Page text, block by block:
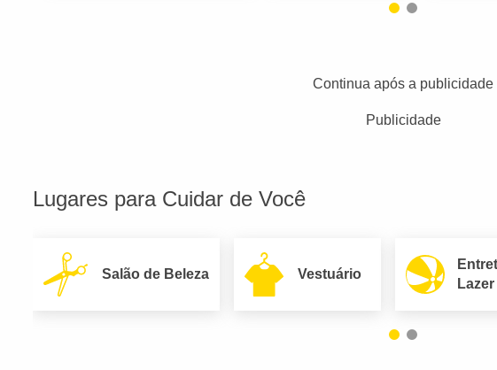
Continua após a publicidade
Publicidade
Lugares para Cuidar de Você
Salão de Beleza Vestuário
Lazer